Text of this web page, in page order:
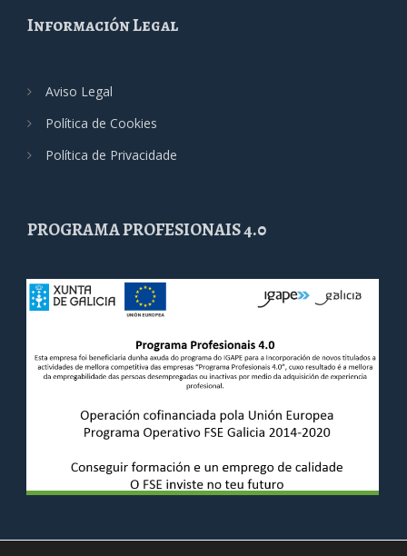
Información Legal
Aviso Legal
Política de Cookies
Política de Privacidade
PROGRAMA PROFESIONAIS 4.0